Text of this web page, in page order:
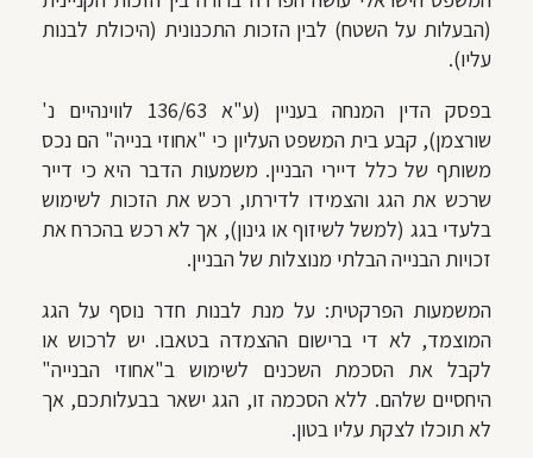
(הבעלות על השטח) לבין הזכות התכנונית (היכולת לבנות
עליו).
בפסק הדין המנחה בעניין (ע"א 136/63 לווינהיים נ'
שורצמן), קבע בית המשפט העליון כי "אחוזי בנייה" הם נכס
משותף של כלל דיירי הבניין. משמעות הדבר היא כי דייר
שרכש את הגג והצמידו לדירתו, רכש את הזכות לשימוש
בלעדי בגג (למשל לשיזוף או גינון), אך לא רכש בהכרח את
זכויות הבנייה הבלתי מנוצלות של הבניין.
המשמעות הפרקטית: על מנת לבנות חדר נוסף על הגג
המוצמד, לא די ברישום ההצמדה בטאבו. יש לרכוש או
לקבל את הסכמת השכנים לשימוש ב"אחוזי הבנייה"
היחסיים שלהם. ללא הסכמה זו, הגג ישאר בבעלותכם, אך
לא תוכלו לצקת עליו בטון.